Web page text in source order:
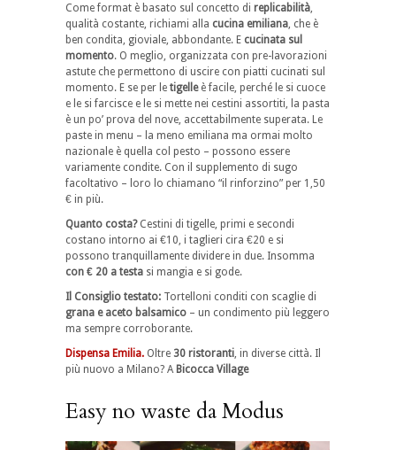
Come format è basato sul concetto di replicabilità
qualità costante, richiami alla cucina emiliana , che è
ben condita, gioviale, abbondante. E cucinata sul
momento. O meglio, organizzata con pre-lavorazioni
astute che permettono di uscire con piatti cucinati sul
momento. E se per le tigelleè facile, perché le si cuoce
e le si farcisce e le si mette nei cestini assortiti, la pasta
è un po’ prova del nove, accettabilmente superata. Le
paste in menu – la meno emiliana ma ormai molto
nazionale è quella col pesto – possono essere
variamente condite. Con il supplemento di sugo
facoltativo – loro lo chiamano “il rinforzino” per 1,50
€ in più.
Quanto costa? Cestini di tigelle, primi e secondi
costano intorno ai €10, i taglieri cira €20 e si
possono tranquillamente dividere in due. Insomma
con € 20 a testa si mangia e si gode.
Il Consiglio testato: Tortelloni conditi con scaglie di
grana e aceto balsamico – un condimento più leggero
ma sempre corroborante.
Dispensa Emilia. Oltre 30 ristoranti , in diverse città. Il
più nuovo a Milano? A Bicocca Village
Easy no waste da Modus